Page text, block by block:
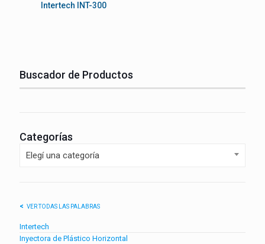
Intertech INT-300
Buscador de Productos
Categorías
Elegí una categoría
VER TODAS LAS PALABRAS
Intertech
Inyectora de Plástico Horizontal